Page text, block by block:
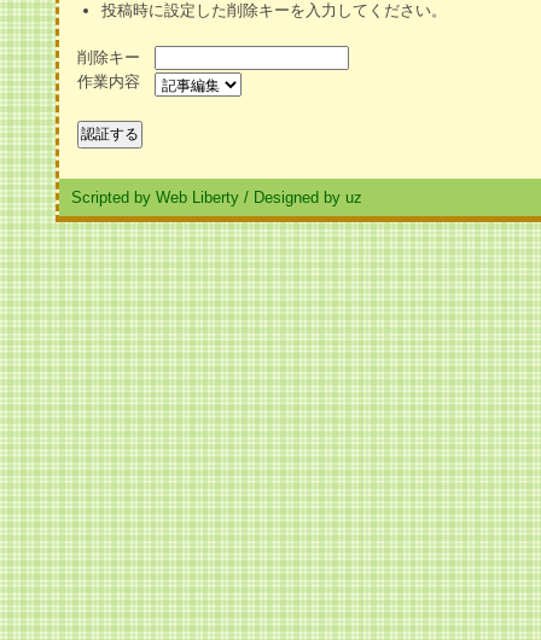
投稿時に設定した削除キーを入力してください。
削除キー
作業内容
Scripted by Web Liberty / Designed by uz